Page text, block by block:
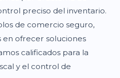
preciso del inventario.
de comercio seguro,
en ofrecer soluciones
calificados para la
y el control de